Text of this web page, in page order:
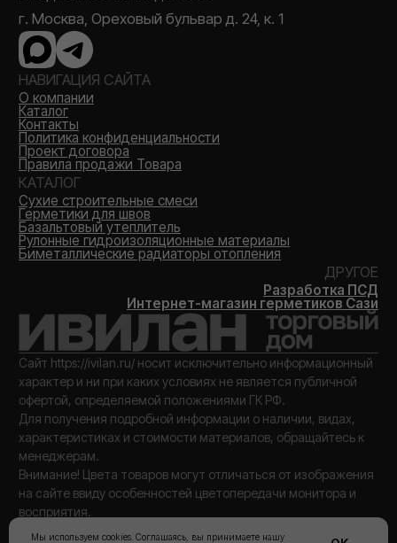
Мы используем cookies. Соглашаясь, вы принимаете нашу